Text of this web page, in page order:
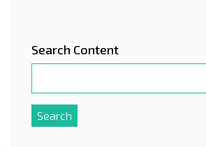
Search Content